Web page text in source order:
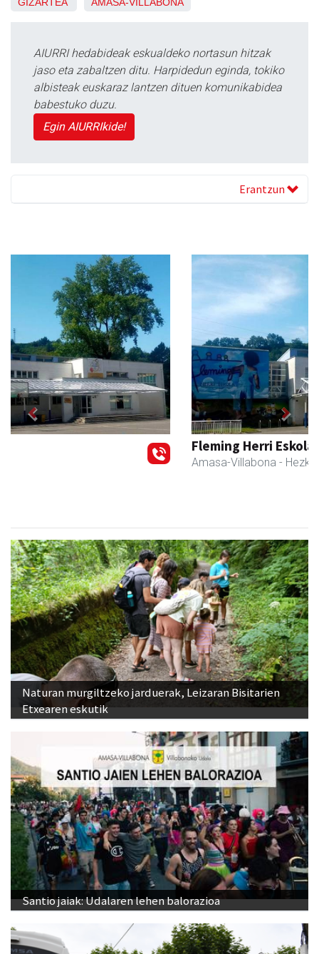
AIURRI hedabideak eskualdeko nortasun hitzak
jaso eta zabaltzen ditu. Harpidedun eginda, tokiko
albisteak euskaraz lantzen dituen komunikabidea
babestuko duzu.
Egin AIURRIkide!
Erantzun
- Hezkuntza
Previous Next
Naturan murgiltzeko jarduerak, Leizaran Bisitarien
Etxearen eskutik
Santio jaiak: Udalaren lehen balorazioa